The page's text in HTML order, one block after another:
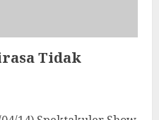
Tidak